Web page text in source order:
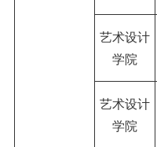
艺术设计
学院
艺术设计
学院